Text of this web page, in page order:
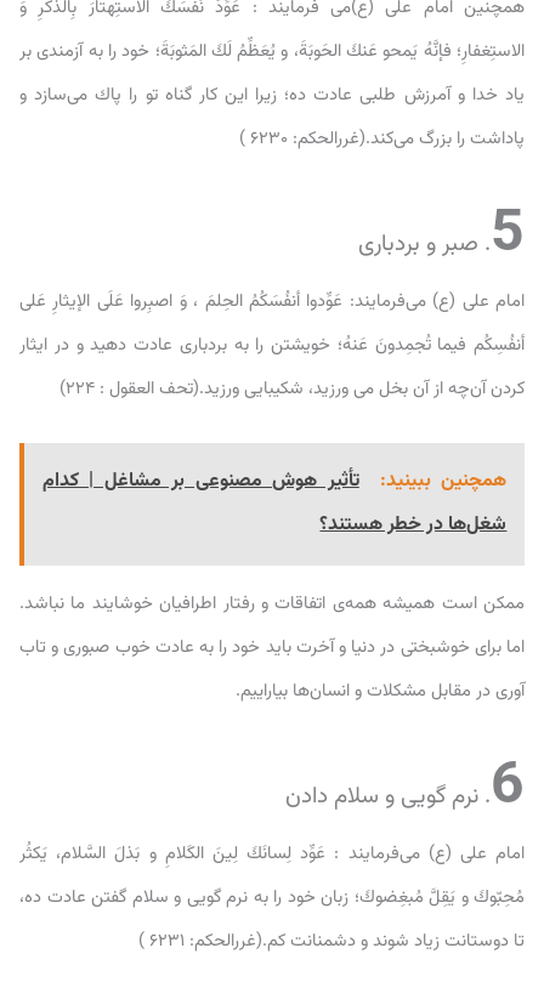
الاستِغفارِ؛ فإنَّهُ يَمحو عَنكَ الحَوبَةَ، و يُعَظِّمُ لَكَ المَثوبَةَ؛ خود را به آزمندى بر
ياد خدا و آمرزش طلبى عادت ده؛ زيرا اين كار گناه تو را پاك مى‌سازد و
پاداشت را بزرگ مى‌کند.(غررالحكم: ۶۲۳۰ )
5
امام على (ع) می‌فرمایند: عَوِّدوا أنفُسَكُمُ الحِلمَ ، وَ اصبِروا عَلَى الإيثارِ عَلى
أنفُسِكُم فيما تُجمِدونَ عَنهُ؛ خويشتن را به بردبارى عادت دهيد و در ايثار
كردن آن‌چه از آن بخل مى ورزيد، شكيبايى ورزيد.(تحف العقول : ۲۲۴)
همچنین ببینید:
تأثیر هوش مصنوعی بر مشاغل | کدام
شغل‌ها در خطر هستند؟
ممکن است همیشه همه‌ی اتفاقات و رفتار اطرافیان خوشایند ما نباشد.
اما برای خوشبختی در دنیا و آخرت باید خود را به عادت خوب صبوری و تاب
آوری در مقابل مشکلات و انسان‌ها بیاراییم.
6
امام على (ع) می‌فرمایند : عَوِّد لِسانَكَ لِينَ الكَلامِ و بَذلَ السَّلام، يَكثُر
مُحِبّوكَ و يَقِلَّ مُبغِضوكَ؛ زبان خود را به نرم گويى و سلام گفتن عادت ده،
تا دوستانت زياد شوند و دشمنانت كم.(غررالحكم: ۶۲۳۱ )